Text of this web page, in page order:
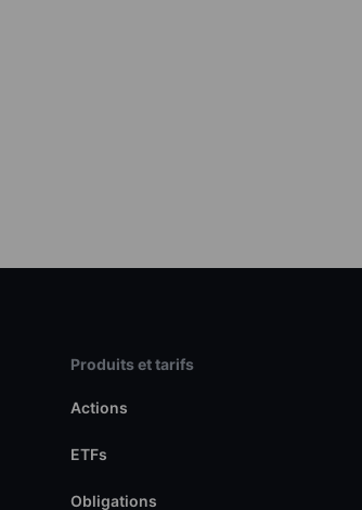
Produits et tarifs
Actions
ETFs
Obligations